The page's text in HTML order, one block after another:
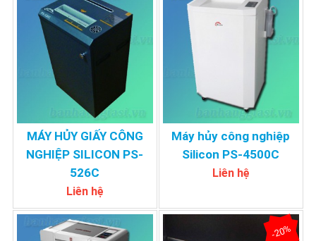
MÁY HỦY GIẤY CÔNG
NGHIỆP SILICON PS-
526C
Liên hệ
Máy hủy công nghiệp
Silicon PS-4500C
Liên hệ
-20%